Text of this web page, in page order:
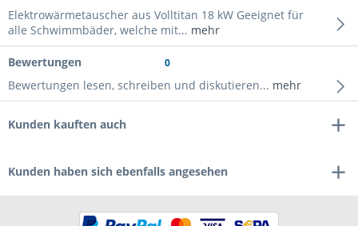
Elektrowärmetauscher aus Volltitan 18 kW Geeignet für
alle Schwimmbäder, welche mit... mehr
Bewertungen 0
Bewertungen lesen, schreiben und diskutieren... mehr
Kunden kauften auch
Kunden haben sich ebenfalls angesehen